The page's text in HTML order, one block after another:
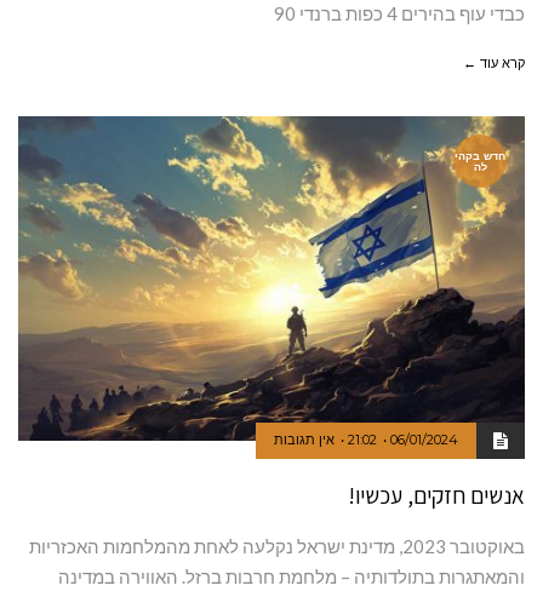
כבדי עוף בהירים 4 כפות ברנדי 90
קרא עוד ←
חדש בקהי
לה
06/01/2024
21:02 אין תגובות
אנשים חזקים, עכשיו!
באוקטובר 2023, מדינת ישראל נקלעה לאחת מהמלחמות האכזריות
והמאתגרות בתולדותיה – מלחמת חרבות ברזל. האווירה במדינה